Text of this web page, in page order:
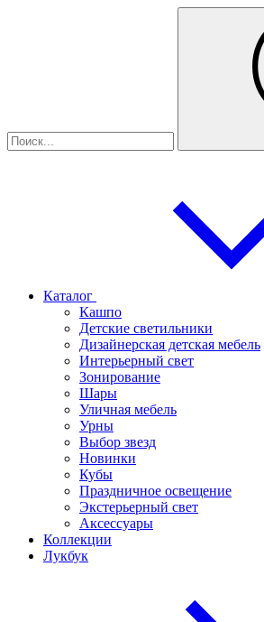
Каталог
Кашпо
Детские светильники
Дизайнерская детская мебель
Интерьерный свет
Зонирование
Шары
Уличная мебель
Урны
Выбор звезд
Новинки
Кубы
Праздничное освещение
Экстерьерный свет
Аксессуары
Коллекции
Лукбук